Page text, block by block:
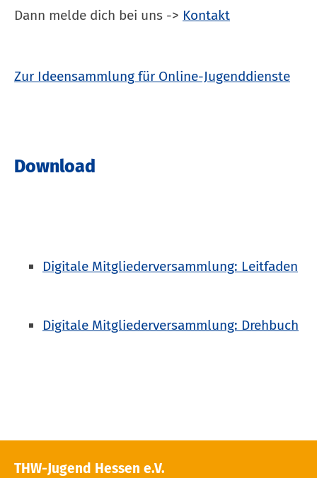
Dann melde dich bei uns -> Kontakt
Zur Ideensammlung für Online-Jugenddienste
Download
Digitale Mitgliederversammlung: Leitfaden
Digitale Mitgliederversammlung: Drehbuch
THW-Jugend Hessen e.V.